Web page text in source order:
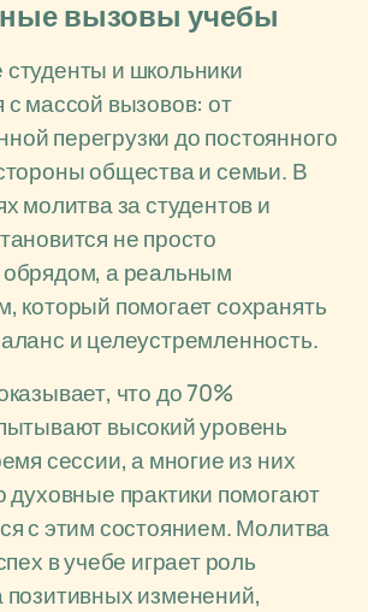
вызовы учебы
и школьники
с массой вызовов: от
перегрузки до постоянного
общества и семьи. В
молитва за студентов и
не просто
а реальным
который помогает сохранять
и целеустремленность.
что до 70%
высокий уровень
сессии, а многие из них
духовные практики помогают
с этим состоянием. Молитва
в учебе играет роль
позитивных изменений,